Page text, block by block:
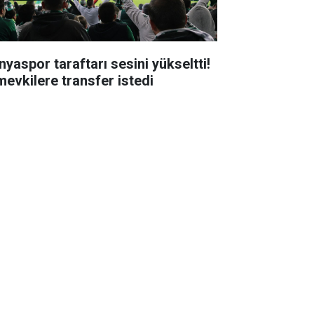
taraftarı sesini yükseltti!
transfer istedi